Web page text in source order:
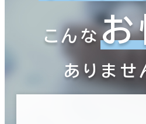
こんなお
ありませ